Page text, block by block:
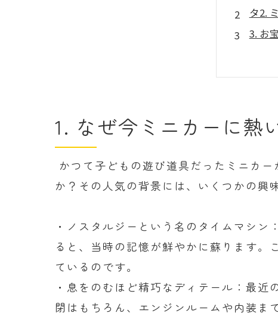
タ2.
3. お
4.
5. ミ
1. なぜ今ミニカーに熱
かつて子どもの遊び道具だったミニカ
か？その人気の背景には、いくつかの興
・ノスタルジーという名のタイムマシ
ると、当時の記憶が鮮やかに蘇ります。
ているのです。
・息をのむほど精巧なディテール：最
閉はもちろん、エンジンルームや内装ま